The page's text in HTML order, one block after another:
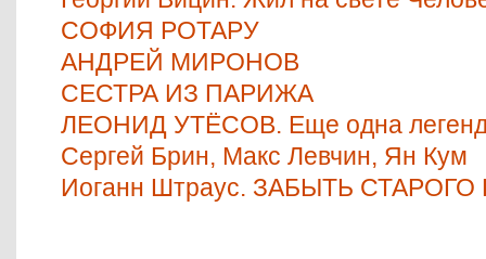
СОФИЯ РОТАРУ
АНДРЕЙ МИРОНОВ
СЕСТРА ИЗ ПАРИЖА
ЛЕОНИД УТЁСОВ. Еще одна
Сергей Брин, Макс Левчин, Ян Кум
Иоганн Штраус. ЗАБЫТЬ